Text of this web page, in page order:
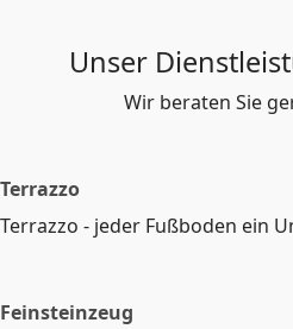
Unser
Wir beraten Sie
Terrazzo
Terrazzo - jeder Fußboden ein
Feinsteinzeug